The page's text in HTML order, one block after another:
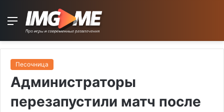
Menu
Песочница
Администраторы
перезапустили матч после